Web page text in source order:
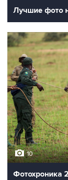
Лучшие фото
10
Фотохроника